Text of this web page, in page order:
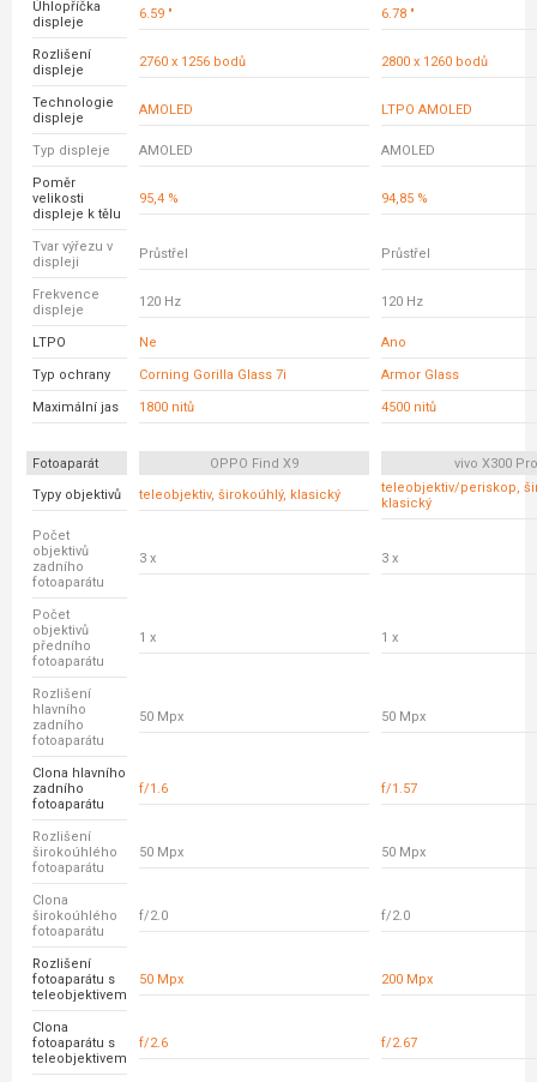
Úhlopříčka
displeje
6.59 " 6.78 "
Rozlišení
displeje
2760 x 1256 bodů 2800 x 1260 bodů
Technologie
displeje
AMOLED LTPO AMOLED
Typ displeje AMOLED AMOLED
Poměr
velikosti
displeje k tělu
95,4 % 94,85 %
Tvar výřezu v
displeji
Průstřel Průstřel
Frekvence
displeje
120 Hz 120 Hz
LTPO Ne Ano
Typ ochrany Corning Gorilla Glass 7i Armor Glass
Maximální jas 1800 nitů 4500 nitů
Fotoaparát OPPO Find X9
vivo X300 Pro
Typy objektivů
teleobjektiv, širokoúhlý, klasický
teleobjektiv/periskop,
klasický
Počet
objektivů
zadního
fotoaparátu
3 x 3 x
Počet
objektivů
předního
fotoaparátu
1 x 1 x
Rozlišení
hlavního
zadního
fotoaparátu
50 Mpx 50 Mpx
Clona hlavního
zadního
fotoaparátu
f/1.6 f/1.57
Rozlišení
širokoúhlého
fotoaparátu
50 Mpx 50 Mpx
Clona
širokoúhlého
fotoaparátu
f/2.0 f/2.0
Rozlišení
fotoaparátu s
teleobjektivem
50 Mpx 200 Mpx
Clona
fotoaparátu s
teleobjektivem
f/2.6 f/2.67